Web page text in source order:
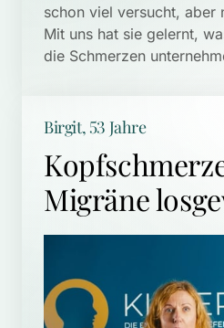
schon viel versucht, aber
Mit uns hat sie gelernt,
die Schmerzen
Birgit, 53 Jahre
Migräne